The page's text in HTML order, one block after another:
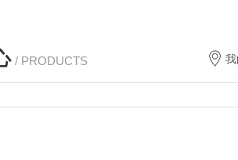
/ PRODUCTS 我